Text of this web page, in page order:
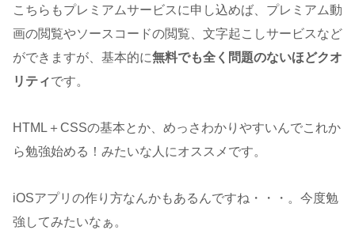
こちらもプレミアムサービスに申し込めば、プレミアム動
画の閲覧やソースコードの閲覧、文字起こしサービスなど
ができますが、基本的に無料でも全く問題のないほどクオ
リティです。
HTML＋CSSの基本とか、めっさわかりやすいんでこれか
ら勉強始める！みたいな人にオススメです。
iOSアプリの作り方なんかもあるんですね・・・。今度勉
強してみたいなぁ。